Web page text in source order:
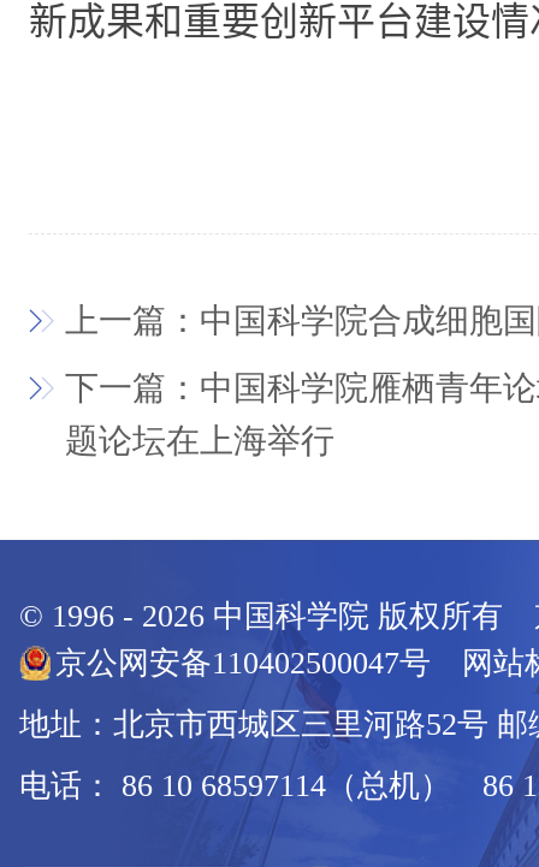
新成果和重要创新平台建设情
上一篇：中国科学院合成细胞
下一篇：中国科学院雁栖青年
题论坛在上海举行
© 1996 - 2026 中国科学院 版权所有
京公网安备110402500047号 网站
地址：北京市西城区三里河路52号 邮
电话： 86 10 68597114（总机） 86